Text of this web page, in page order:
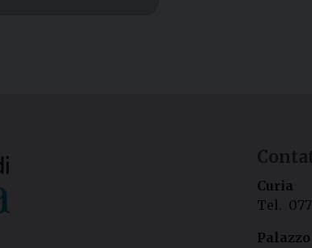
Curia
Tel.